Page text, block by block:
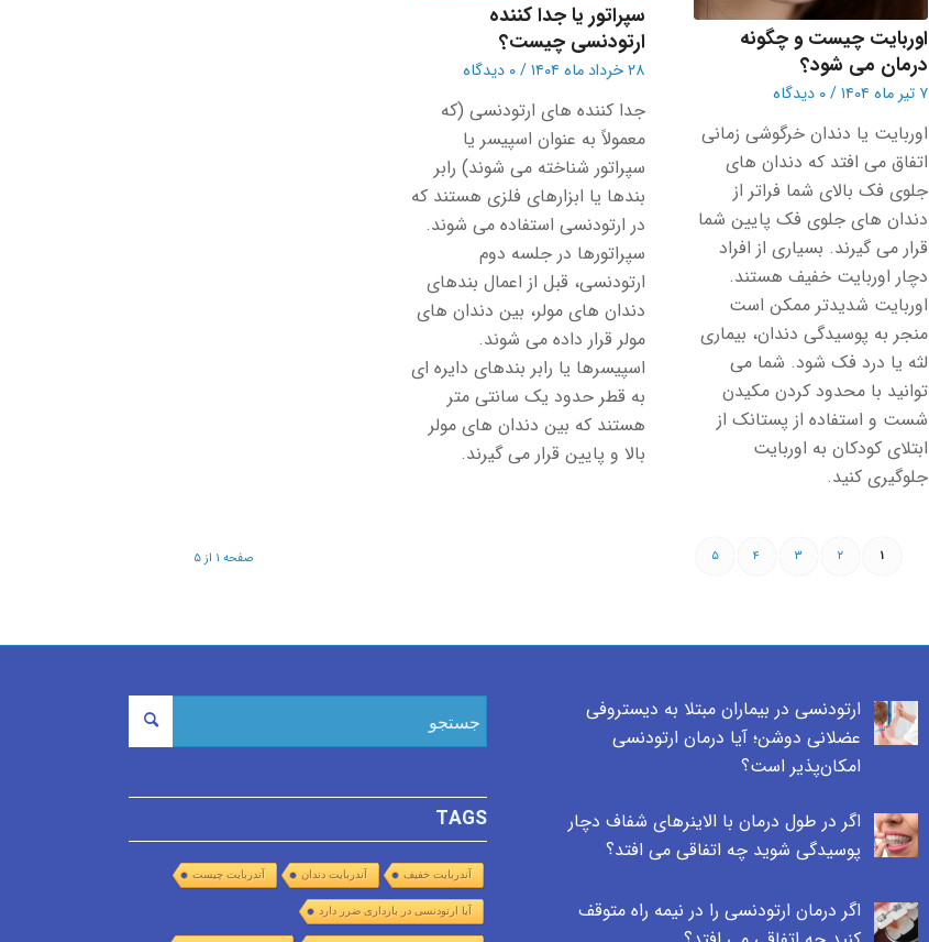
اوربایت چیست و چگونه
درمان می شود؟
۷ تیر ماه ۱۴۰۴ /۰ دیدگاه
اوربایت یا دندان خرگوشی زمانی
اتفاق می افتد که دندان های
جلوی فک بالای شما فراتر از
دندان های جلوی فک پایین شما
قرار می گیرند. بسیاری از افراد
دچار اوربایت خفیف هستند.
اوربایت شدیدتر ممکن است
منجر به پوسیدگی دندان، بیماری
لثه یا درد فک شود. شما می
توانید با محدود کردن مکیدن
شست و استفاده از پستانک از
ابتلای کودکان به اوربایت
جلوگیری کنید.
سپراتور یا جدا کننده
ارتودنسی چیست؟
۲۸ خرداد ماه ۱۴۰۴ /۰ دیدگاه
جدا کننده های ارتودنسی (که
معمولاً به عنوان اسپیسر یا
سپراتور شناخته می شوند) رابر
بندها یا ابزارهای فلزی هستند که
در ارتودنسی استفاده می شوند.
سپراتورها در جلسه دوم
ارتودنسی، قبل از اعمال بندهای
دندان های مولر، بین دندان های
مولر قرار داده می شوند.
اسپیسرها یا رابر بندهای دایره ای
به قطر حدود یک سانتی متر
هستند که بین دندان های مولر
بالا و پایین قرار می گیرند.
صفحه ۱ از ۵ ۱ ۲ ۳ ۴ ۵
ارتودنسی در بیماران مبتلا به دیستروفی
عضلانی دوشن؛ آیا درمان ارتودنسی
امکان‌پذیر است؟
اگر در طول درمان با الاینرهای شفاف دچار
پوسیدگی شوید چه اتفاقی می افتد؟
اگر درمان ارتودنسی را در نیمه راه متوقف
TAGS
آندربایت خفیف آندربایت دندان آندربایت چیست
آیا ارتودنسی در بارداری ضرر دارد